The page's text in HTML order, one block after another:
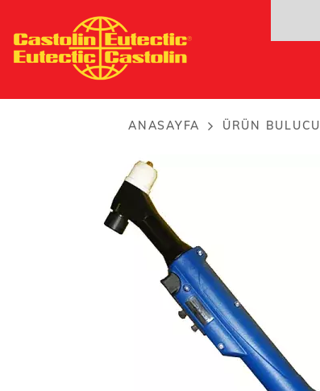
içeriğe
atla
E150P
Plasma powder welding torch.
ANASAYFA ÜRÜN BULUCU